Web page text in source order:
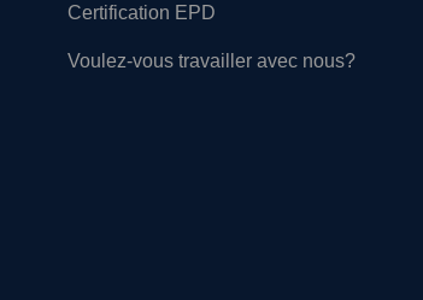
Certification EPD
Voulez-vous travailler avec nous?